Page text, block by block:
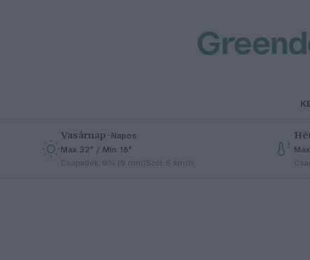
Vasárnap–Napos
Max 32° / Min 18°
Csapadék: 0% (0 mm)Szél: 6 km/h